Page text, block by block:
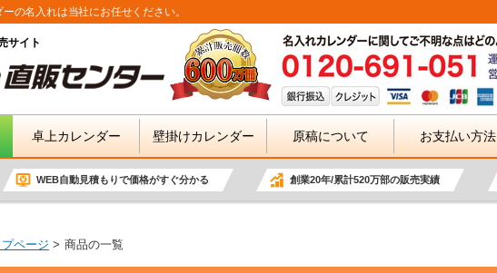
の名入れは当社にお任せください。
サイト
卓上カレンダー 壁掛けカレンダー 原稿について お支払い方法
WEB自動見積もりで価格がすぐ分かる 創業20年/累計520万部の販売実績
ページ 商品の一覧